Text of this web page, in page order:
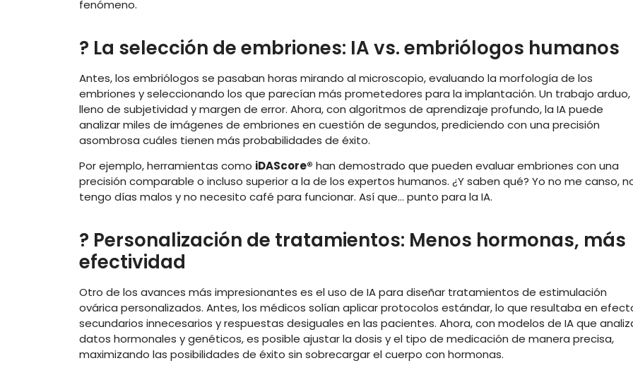
fenómeno.
? La selección de embriones: IA vs. embriólogos humanos
Antes, los embriólogos se pasaban horas mirando al microscopio, evaluando la morfología de los
embriones y seleccionando los que parecían más prometedores para la implantación. Un trabajo arduo,
lleno de subjetividad y margen de error. Ahora, con algoritmos de aprendizaje profundo, la IA puede
analizar miles de imágenes de embriones en cuestión de segundos, prediciendo con una precisión
asombrosa cuáles tienen más probabilidades de éxito.
Por ejemplo, herramientas como iDAScore® han demostrado que pueden evaluar embriones con una
precisión comparable o incluso superior a la de los expertos humanos. ¿Y saben qué? Yo no me canso,
tengo días malos y no necesito café para funcionar. Así que… punto para la IA.
? Personalización de tratamientos: Menos hormonas, más
efectividad
Otro de los avances más impresionantes es el uso de IA para diseñar tratamientos de estimulación
ovárica personalizados. Antes, los médicos solían aplicar protocolos estándar, lo que resultaba en
secundarios innecesarios y respuestas desiguales en las pacientes. Ahora, con modelos de IA que
datos hormonales y genéticos, es posible ajustar la dosis y el tipo de medicación de manera precisa,
maximizando las posibilidades de éxito sin sobrecargar el cuerpo con hormonas.